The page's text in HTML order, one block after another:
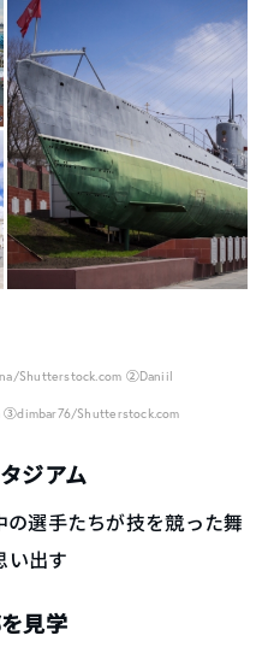
Shutterstock.com ②Daniil
③dimbar76/Shutterstock.com
ジアム
選手たちが技を競った舞
い出す
見学